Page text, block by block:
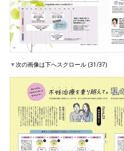
▼次の画像は下へスクロール (31/37)